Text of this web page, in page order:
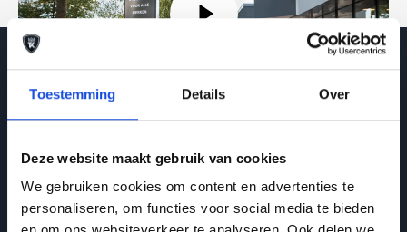
Toestemming Details Over
Deze website maakt gebruik van cookies
We gebruiken cookies om content en advertenties te
personaliseren, om functies voor social media te bieden
AUTO KEIJZERS